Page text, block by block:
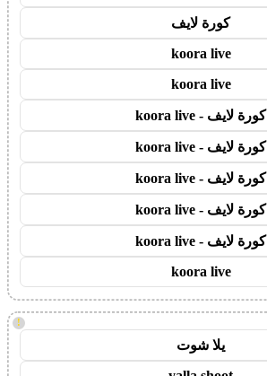
كورة لايف
koora live
koora live
كورة لايف - koora live
كورة لايف - koora live
كورة لايف - koora live
كورة لايف - koora live
كورة لايف - koora live
koora live
!
يلا شوت